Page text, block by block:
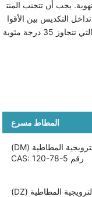
يجب أن تتجنب المنت
التكديس بين الأقوا
س ، وسيؤدي التكديس المتداخل أو درجة الحرارة التي تتجاوز 35 درجة مئوية
المطاط مسرع
رقم CAS: 120-78-5